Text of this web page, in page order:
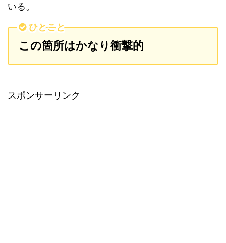
いる。
ひとこと
この箇所はかなり衝撃的
スポンサーリンク